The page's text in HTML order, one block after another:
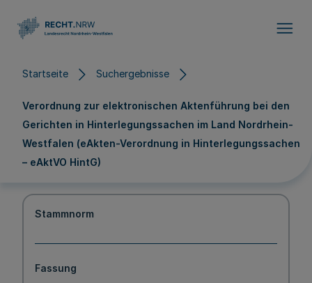
Startseite Suchergebnisse
Verordnung zur elektronischen Aktenführung bei den
Gerichten in Hinterlegungssachen im Land Nordrhein-
Westfalen (eAkten-Verordnung in Hinterlegungssachen
– eAktVO HintG)
Stammnorm
Fassung